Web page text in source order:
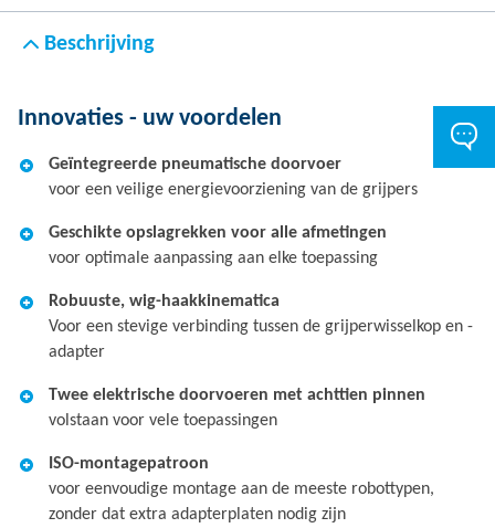
Beschrijving
Innovaties - uw voordelen
Geïntegreerde pneumatische doorvoer
voor een veilige energievoorziening van de grijpers
Geschikte opslagrekken voor alle afmetingen
voor optimale aanpassing aan elke toepassing
Robuuste, wig-haakkinematica
Voor een stevige verbinding tussen de grijperwisselkop en -
adapter
Twee elektrische doorvoeren met achttien pinnen
volstaan voor vele toepassingen
ISO-montagepatroon
voor eenvoudige montage aan de meeste robottypen,
zonder dat extra adapterplaten nodig zijn